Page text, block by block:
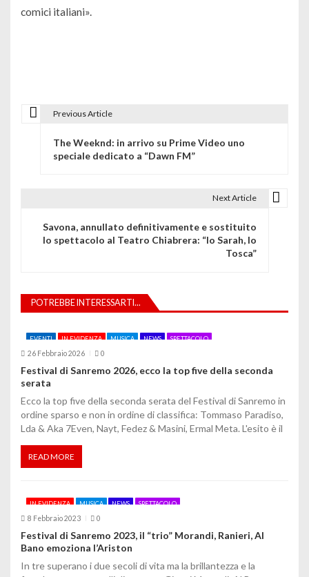
comici italiani».
i
n
e
a
r
t
i
c
o
l
Previous Article
The Weeknd: in arrivo su Prime Video uno
speciale dedicato a “Dawn FM”
Next Article
Savona, annullato definitivamente e sostituito
lo spettacolo al Teatro Chiabrera: “Io Sarah, Io
Tosca”
POTREBBE INTERESSARTI...
EVENTI IN EVIDENZA MUSICA NEWS SPETTACOLO
26 Febbraio 2026 0
Festival di Sanremo 2026, ecco la top five della seconda
serata
Ecco la top five della seconda serata del Festival di Sanremo in
ordine sparso e non in ordine di classifica: Tommaso Paradiso,
Lda & Aka 7Even, Nayt, Fedez & Masini, Ermal Meta. L'esito è il
READ MORE
IN EVIDENZA MUSICA NEWS SPETTACOLO
8 Febbraio 2023 0
Festival di Sanremo 2023, il “trio” Morandi, Ranieri, Al
Bano emoziona l’Ariston
In tre superano i due secoli di vita ma la brillantezza e la